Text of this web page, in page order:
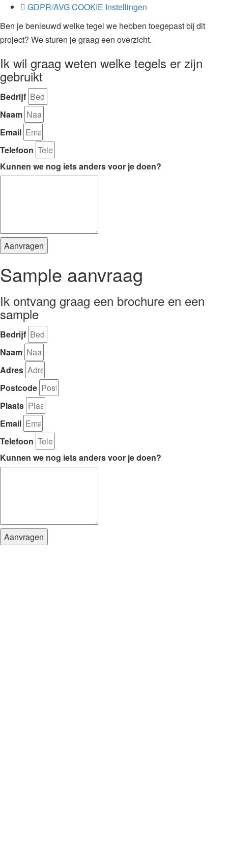
GDPR/AVG COOKIE Instellingen
Ben je benieuwd welke tegel we hebben toegepast bij dit
project? We sturen je graag een overzicht.
Ik wil graag weten welke tegels er zijn
gebruikt
Bedrijf
Naam
Email
Telefoon
Kunnen we nog iets anders voor je doen?
Aanvragen
Sample aanvraag
Ik ontvang graag een brochure en een
sample
Bedrijf
Naam
Adres
Postcode
Plaats
Email
Telefoon
Kunnen we nog iets anders voor je doen?
Aanvragen